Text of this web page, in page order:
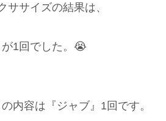
ササイズの結果は、
が1回でした。😭
の内容は『ジャブ』1回です。